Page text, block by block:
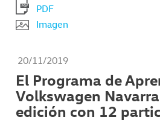
PDF
Imagen
20/11/2019
El Programa de
Volkswagen
edición con 12